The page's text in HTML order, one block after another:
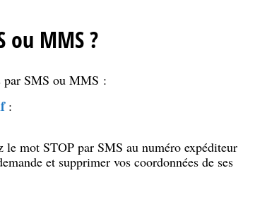
ou MMS ?
par SMS ou MMS :
:
mot STOP par SMS au numéro expéditeur
et supprimer vos coordonnées de ses